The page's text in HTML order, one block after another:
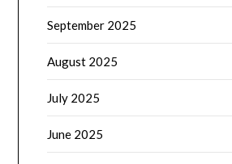
September 2025
August 2025
July 2025
June 2025